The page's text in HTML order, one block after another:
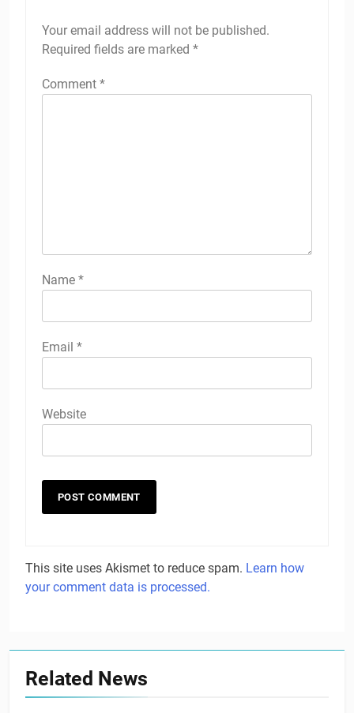
Your email address will not be published.
Required fields are marked *
Comment *
Name *
Email *
Website
This site uses Akismet to reduce spam. Learn how
your comment data is processed.
Related News